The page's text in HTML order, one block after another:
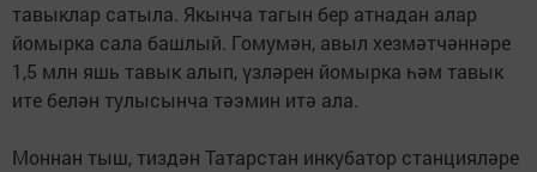
тавыклар сатыла. Якынча тагын бер атнадан алар
йомырка сала башлый. Гомумән, авыл хезмәтчәннәре
1,5 млн яшь тавык алып, үзләрен йомырка һәм тавык
ите белән тулысынча тәэмин итә ала.
Моннан тыш, тиздән Татарстан инкубатор станцияләре